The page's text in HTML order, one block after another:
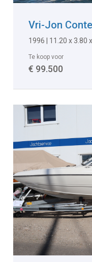
Vri-Jon
1996 | 11.20 x 3.80
Te koop voor
€ 99.500